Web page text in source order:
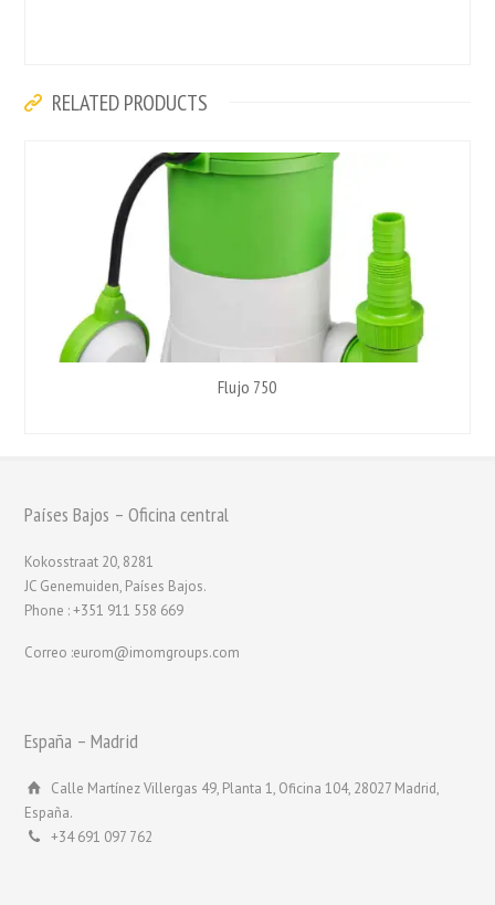
RELATED PRODUCTS
Flujo 750
Países Bajos – Oficina central
Kokosstraat 20, 8281
JC Genemuiden, Países Bajos.
Phone : +351 911 558 669
Correo :eurom@imomgroups.com
España – Madrid
Calle Martínez Villergas 49, Planta 1, Oficina 104, 28027 Madrid,
España.
+34 691 097 762